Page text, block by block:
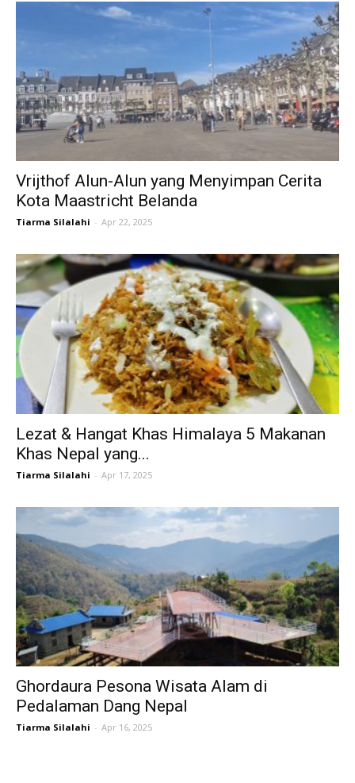
Vrijthof Alun-Alun yang Menyimpan Cerita
Kota Maastricht Belanda
Tiarma Silalahi - Apr 22, 2025
Lezat & Hangat Khas Himalaya 5 Makanan
Khas Nepal yang...
Tiarma Silalahi - Apr 17, 2025
Ghordaura Pesona Wisata Alam di
Pedalaman Dang Nepal
Tiarma Silalahi - Apr 16, 2025